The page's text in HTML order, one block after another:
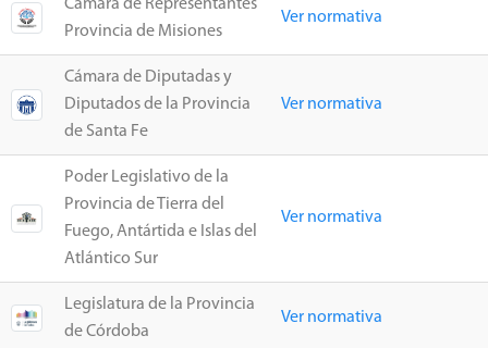
Cámara de Representantes
Provincia de Misiones
Ver normativa
Cámara de Diputadas y
Diputados de la Provincia
de Santa Fe
Ver normativa
Poder Legislativo de la
Provincia de Tierra del
Fuego, Antártida e Islas del
Atlántico Sur
Ver normativa
Legislatura de la Provincia
de Córdoba
Ver normativa